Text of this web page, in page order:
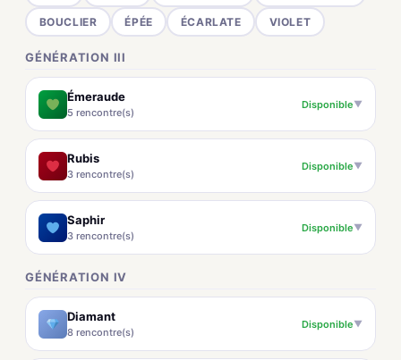
BOUCLIER ÉPÉE ÉCARLATE VIOLET
GÉNÉRATION III
Émeraude
5 rencontre(s)
Disponible▼
Rubis
3 rencontre(s)
Disponible▼
Saphir
3 rencontre(s)
Disponible▼
GÉNÉRATION IV
Diamant
8 rencontre(s)
Disponible▼